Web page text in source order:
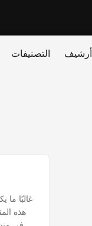
التصنيفات أرشيف
غالبًا ما
هذه